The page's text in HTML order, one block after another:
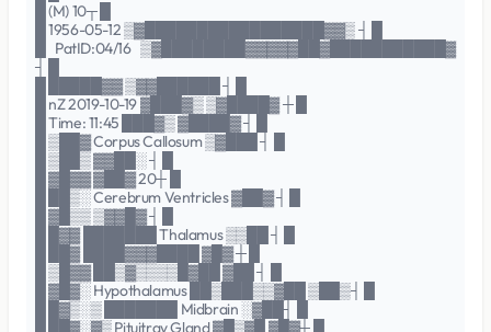
█ (M) 10┬ █
█ 1956-05-12 ▒▓█████████████████▓▓▒ ┤ █
█ PatID:04/16 ▒▓████████▓▓▓▓▓██▓███████████▓
┤ █
█ █████▓▓ ▒▓▓██████ ┤ █
█ nZ 2019-10-19 ▓███▓▒ ▒▓████▓ ┼ █
█ Time: 11:45 ███▓▒ ▓████▓ ┤ █
█ ▒██▓ Corpus Callosum ▒▓███ ┤ █
█ ▒██▒ ▓▓██░ ┤ █
█ ▓█▓▓ ▓██▓ 20┼ █
█ ██▒░ Cerebrum Ventricles ▓██▓ ┤ █
█ ▓█▒▒ ▒▓▓█▓ ┤ █
█ █▓▓ ███████ Thalamus ▒▒██ ┤ █
█ ██▓ ████▓▓▓████ ▓█▓ ┼ █
█ ▒█▓▓ ██▒▓▒▒▒▒█▓██ ▓██ ┤ █
█ ▓█▓░ Hypothalamus ██▒███▒▒▓██ ▒██▒┤ █
█ █▓▒░▒ ███████ Midbrain ░▓██┤ █
█ ██▓░▓▒ Pituitray Gland ▓█▒▓█ ▓█▓┼ █